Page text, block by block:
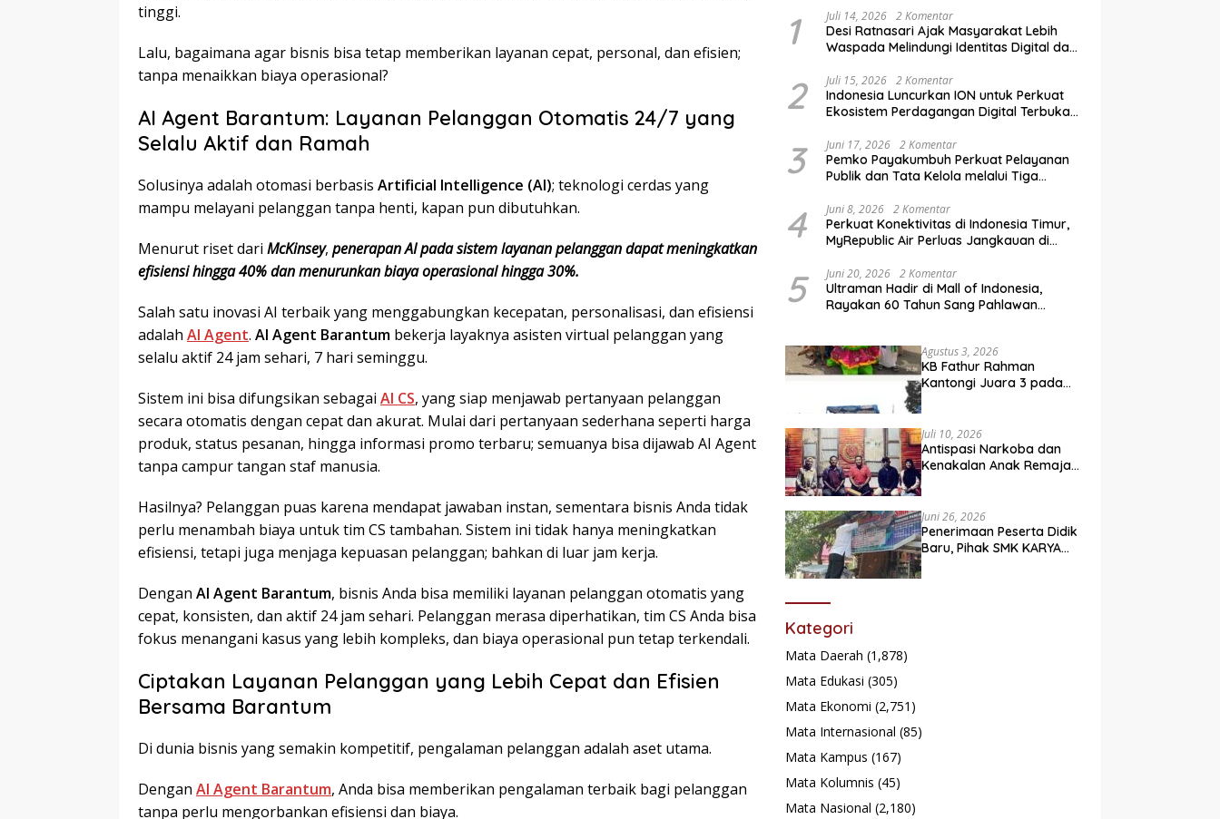
tinggi.
Lalu, bagaimana agar bisnis bisa tetap memberikan layanan cepat, personal, dan efisien;
tanpa menaikkan biaya operasional?
AI Agent Barantum: Layanan Pelanggan Otomatis 24/7 yang
Selalu Aktif dan Ramah
Solusinya adalah otomasi berbasis Artificial Intelligence (AI); teknologi cerdas yang
mampu melayani pelanggan tanpa henti, kapan pun dibutuhkan.
Menurut riset dari McKinsey, penerapan AI pada sistem layanan pelanggan dapat meningkatkan
efisiensi hingga 40% dan menurunkan biaya operasional hingga 30%.
Salah satu inovasi AI terbaik yang menggabungkan kecepatan, personalisasi, dan efisiensi
adalah AI Agent. AI Agent Barantum bekerja layaknya asisten virtual pelanggan yang
selalu aktif 24 jam sehari, 7 hari seminggu.
Sistem ini bisa difungsikan sebagai AI CS, yang siap menjawab pertanyaan pelanggan
secara otomatis dengan cepat dan akurat. Mulai dari pertanyaan sederhana seperti harga
produk, status pesanan, hingga informasi promo terbaru; semuanya bisa dijawab AI Agent
tanpa campur tangan staf manusia.
Hasilnya? Pelanggan puas karena mendapat jawaban instan, sementara bisnis Anda tidak
perlu menambah biaya untuk tim CS tambahan. Sistem ini tidak hanya meningkatkan
efisiensi, tetapi juga menjaga kepuasan pelanggan; bahkan di luar jam kerja.
Dengan AI Agent Barantum, bisnis Anda bisa memiliki layanan pelanggan otomatis yang
cepat, konsisten, dan aktif 24 jam sehari. Pelanggan merasa diperhatikan, tim CS Anda bisa
fokus menangani kasus yang lebih kompleks, dan biaya operasional pun tetap terkendali.
Ciptakan Layanan Pelanggan yang Lebih Cepat dan Efisien
Bersama Barantum
Di dunia bisnis yang semakin kompetitif, pengalaman pelanggan adalah aset utama.
Dengan AI Agent Barantum, Anda bisa memberikan pengalaman terbaik bagi pelanggan
tanpa perlu mengorbankan efisiensi dan biaya.
1 Juli 14, 2026 2 Komentar
Desi Ratnasari Ajak Masyarakat Lebih
Waspada Melindungi Identitas Digital dan
2 Juli 15, 2026 2 Komentar
Indonesia Luncurkan ION untuk Perkuat
Ekosistem Perdagangan Digital Terbuka
3 Juni 17, 2026 2 Komentar
Pemko Payakumbuh Perkuat Pelayanan
Publik dan Tata Kelola melalui Tiga
4 Juni 8, 2026 2 Komentar
Perkuat Konektivitas di Indonesia Timur,
MyRepublic Air Perluas Jangkauan di
5 Juni 20, 2026 2 Komentar
Ultraman Hadir di Mall of Indonesia,
Rayakan 60 Tahun Sang Pahlawan
Agustus 3, 2026
KB Fathur Rahman
Kantongi Juara 3 pada
Juli 10, 2026
Antispasi Narkoba dan
Kenakalan Anak Remaja,
Surau
Juni 26, 2026
Penerimaan Peserta Didik
Baru, Pihak SMK KARYA
Kategori
Mata Daerah (1,878)
Mata Edukasi (305)
Mata Ekonomi (2,751)
Mata Internasional (85)
Mata Kampus (167)
Mata Kolumnis (45)
Mata Nasional (2,180)